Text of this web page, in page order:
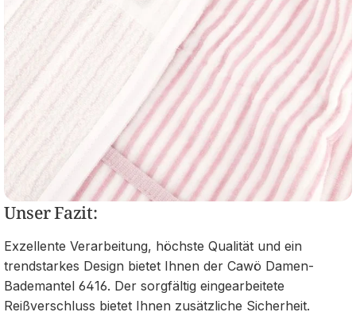
Unser Fazit:
Exzellente Verarbeitung, höchste Qualität und ein
trendstarkes Design bietet Ihnen der Cawö Damen-
Bademantel 6416. Der sorgfältig eingearbeitete
Reißverschluss bietet Ihnen zusätzliche Sicherheit.